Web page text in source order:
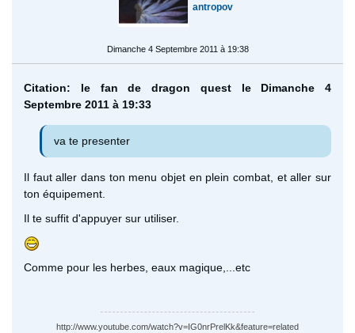
antropov
Dimanche 4 Septembre 2011 à 19:38
Citation: le fan de dragon quest le Dimanche 4
Septembre 2011 à 19:33
va te presenter
Il faut aller dans ton menu objet en plein combat, et aller sur
ton équipement.
Il te suffit d'appuyer sur utiliser.
Comme pour les herbes, eaux magique,...etc
http://www.youtube.com/watch?v=IG0nrPrelKk&feature=related